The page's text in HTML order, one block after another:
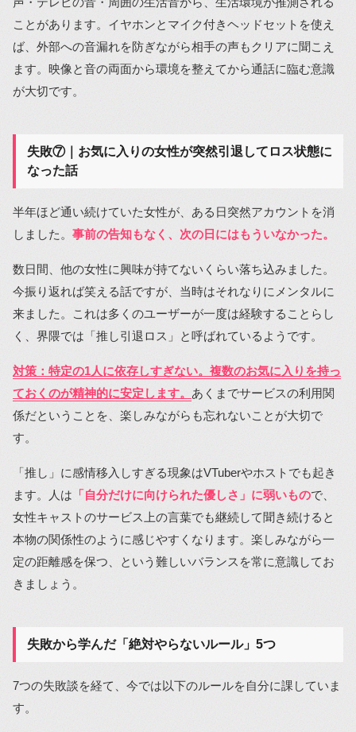
ことがあります。イヤホンとマイク付きヘッドセットを使え
ば、外部への音漏れを防ぎながら相手の声もクリアに聞こえ
ます。映像と音の両面から環境を整えてから通話に臨む意識
が大切です。
失敗⑦｜お気に入りの女性が突然引退してロス状態に
なった話
半年ほど通い続けていた女性が、ある日突然アカウントを消
しました。 事前の告知もなく、次の日にはもういなかった。
数日間、他の女性に興味が持てないくらい落ち込みました。
今振り返れば笑える話ですが、当時はそれなりにメンタルに
来ました。これは多くのユーザーが一度は経験することらし
く、界隈では「推し引退ロス」と呼ばれているようです。
対策：特定の1人に依存しすぎない。複数のお気に入りを持っ
ておくのが精神的に安定します。 あくまでサービスの利用関
係だということを、楽しみながらも忘れないことが大切で
す。
「推し」に感情移入しすぎる現象はVTuberやホストでも起き
ます。人は 「自分だけに向けられた優しさ」に弱いもので、
女性キャストのサービス上の言葉でも継続して聞き続けると
本物の関係性のように感じやすくなります。楽しみながら一
定の距離感を保つ、という難しいバランスを常に意識してお
きましょう。
失敗から学んだ「絶対やらないルール」5つ
7つの失敗談を経て、今では以下のルールを自分に課していま
す。